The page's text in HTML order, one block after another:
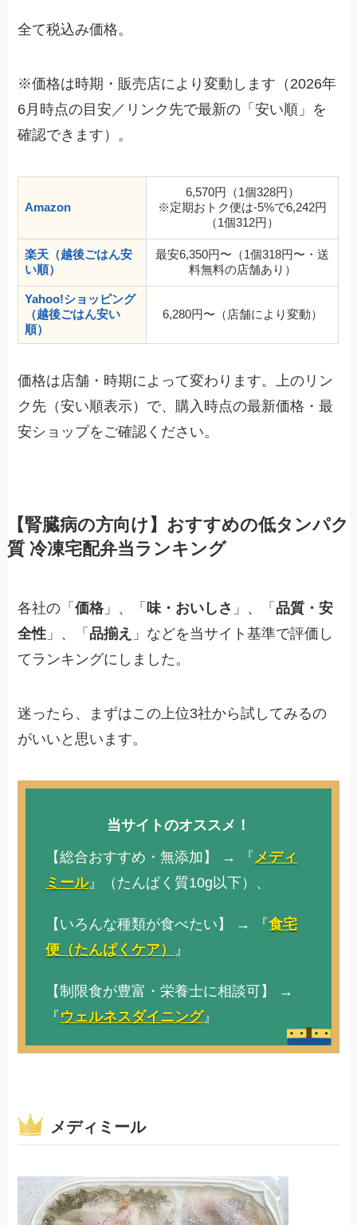
全て税込み価格。
※価格は時期・販売店により変動します（2026年
6月時点の目安／リンク先で最新の「安い順」を
確認できます）。
Amazon
6,570円（1個328円）
※定期おトク便は-5%で6,242円
（1個312円）
楽天（越後ごはん安
い順）
最安6,350円〜（1個318円〜・送
料無料の店舗あり）
Yahoo!ショッピング
（越後ごはん安い
順）
6,280円〜（店舗により変動）
価格は店舗・時期によって変わります。上のリン
ク先（安い順表示）で、購入時点の最新価格・最
安ショップをご確認ください。
【腎臓病の方向け】おすすめの低タンパク
質 冷凍宅配弁当ランキング
各社の「価格」、「味・おいしさ 」、「 品質・安
全性 」、「 品揃え 」などを当サイト基準で評価し
てランキングにしました。
迷ったら、まずはこの上位3社から試してみるの
がいいと思います。
当サイトのオススメ！
【総合おすすめ・無添加】 → 『 メディ
ミール』（たんぱく質10g以下）、
【いろんな種類が食べたい】 → 『食宅
便（たんぱくケア）
』
【制限食が豊富・栄養士に相談可】 →
『 ウェルネスダイニング』
メディミール